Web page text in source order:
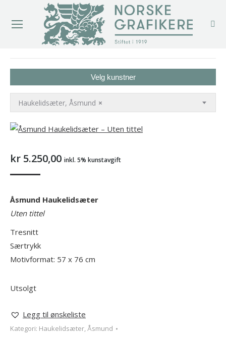
Velg kunstner
×
Haukelidsæter, Åsmund
kr 5.250,00 inkl. 5% kunstavgift
Åsmund Haukelidsæter
Uten tittel
Tresnitt
Særtrykk
Motivformat: 57 x 76 cm
Utsolgt
Legg til ønskeliste
Kategori: Haukelidsæter, Åsmund